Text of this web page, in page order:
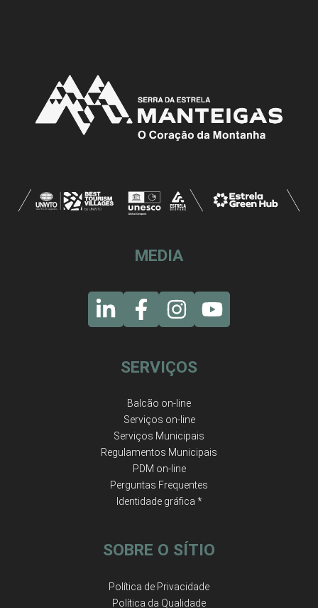
MEDIA
SERVIÇOS
Balcão on-line
Serviços on-line
Serviços Municipais
Regulamentos Municipais
PDM on-line
Perguntas Frequentes
Identidade gráfica *
SOBRE O SÍTIO
Política de Privacidade
Política da Qualidade